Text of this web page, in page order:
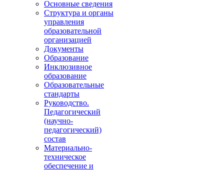
Основные сведения
Структура и органы
управления
образовательной
организацией
Документы
Образование
Инклюзивное
образование
Образовательные
стандарты
Руководство.
Педагогический
(научно-
педагогический)
состав
Материально-
техническое
обеспечение и